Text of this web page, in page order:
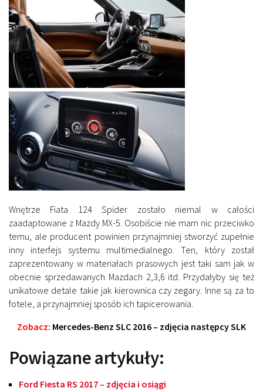
Wnętrze Fiata 124 Spider zostało niemal w całości
zaadaptowane z Mazdy MX-5. Osobiście nie mam nic przeciwko
temu, ale producent powinien przynajmniej stworzyć zupełnie
inny interfejs systemu multimedialnego. Ten, który został
zaprezentowany w materiałach prasowych jest taki sam jak w
obecnie sprzedawanych Mazdach 2,3,6 itd. Przydałyby się też
unikatowe detale takie jak kierownica czy zegary. Inne są za to
fotele, a przynajmniej sposób ich tapicerowania.
Zobacz: Mercedes-Benz SLC 2016 – zdjęcia następcy SLK
Powiązane artykuły:
Ford Fiesta RS 2017 – zdjęcia i osiągi